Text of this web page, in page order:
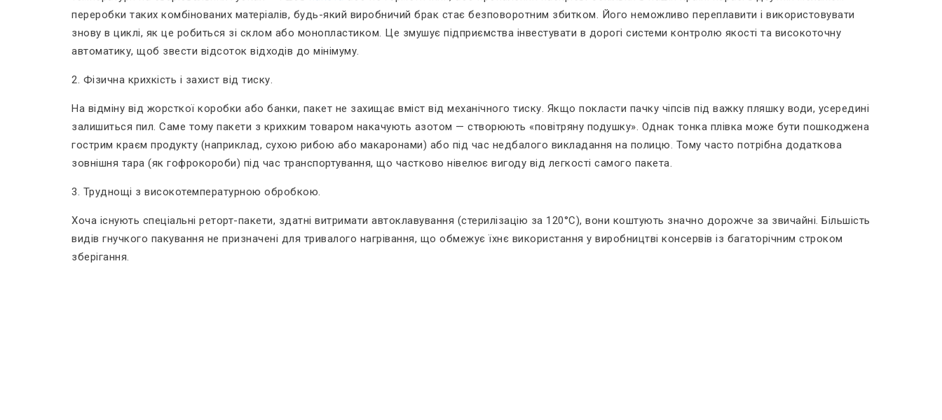
переробки таких комбінованих матеріалів, будь-який виробничий брак стає безповоротним збитком. Його неможливо переплавити і використовувати
знову в циклі, як це робиться зі склом або монопластиком. Це змушує підприємства інвестувати в дорогі системи контролю якості та високоточну
автоматику, щоб звести відсоток відходів до мінімуму.
2. Фізична крихкість і захист від тиску.
На відміну від жорсткої коробки або банки, пакет не захищає вміст від механічного тиску. Якщо покласти пачку чіпсів під важку пляшку води, усередині
залишиться пил. Саме тому пакети з крихким товаром накачують азотом — створюють «повітряну подушку». Однак тонка плівка може бути пошкоджена
гострим краєм продукту (наприклад, сухою рибою або макаронами) або під час недбалого викладання на полицю. Тому часто потрібна додаткова
зовнішня тара (як гофрокороби) під час транспортування, що частково нівелює вигоду від легкості самого пакета.
3. Труднощі з високотемпературною обробкою.
Хоча існують спеціальні реторт-пакети, здатні витримати автоклавування (стерилізацію за 120°C), вони коштують значно дорожче за звичайні. Більшість
видів гнучкого пакування не призначені для тривалого нагрівання, що обмежує їхнє використання у виробництві консервів із багаторічним строком
зберігання.